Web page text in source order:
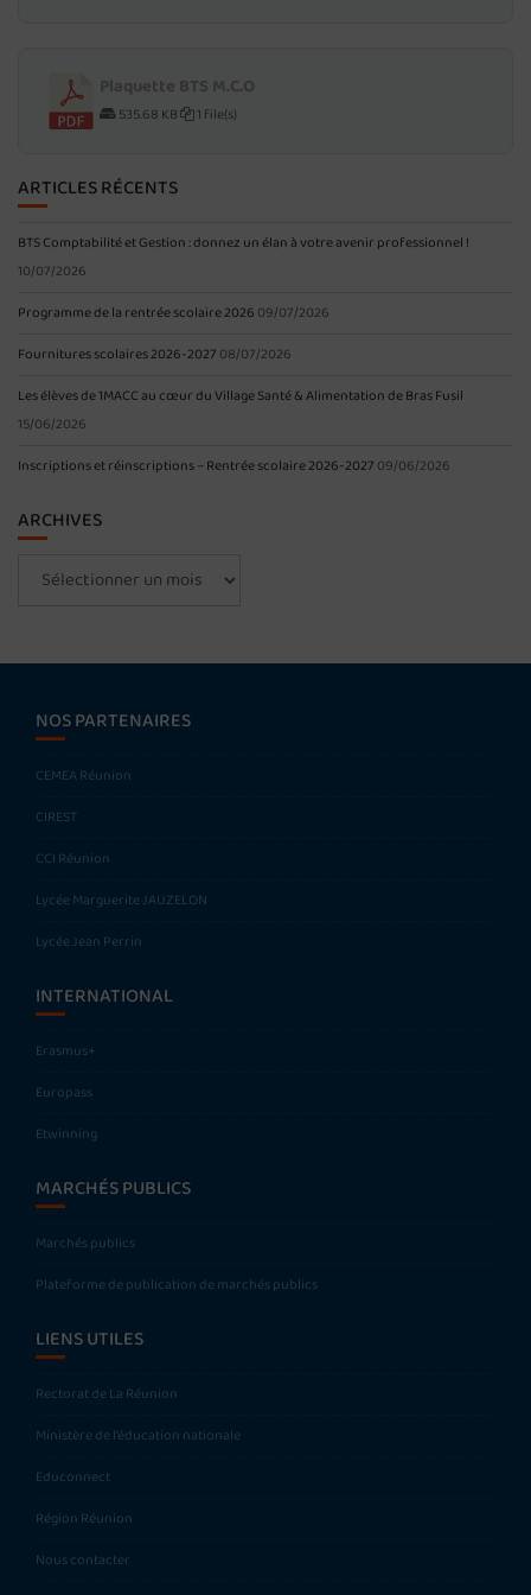
535.68 KB 1 file(s)
ARTICLES RÉCENTS
BTS Comptabilité et Gestion : donnez un élan à votre avenir professionnel !
10/07/2026
Programme de la rentrée scolaire 2026 09/07/2026
Fournitures scolaires 2026-2027 08/07/2026
Les élèves de 1MACC au cœur du Village Santé & Alimentation de Bras Fusil
15/06/2026
Inscriptions et réinscriptions – Rentrée scolaire 2026-2027 09/06/2026
ARCHIVES
NOS PARTENAIRES
CEMEA Réunion
CIREST
CCI Réunion
Lycée Marguerite JAUZELON
Lycée Jean Perrin
INTERNATIONAL
Erasmus+
Europass
Etwinning
MARCHÉS PUBLICS
Marchés publics
Plateforme de publication de marchés publics
LIENS UTILES
Rectorat de La Réunion
Ministère de l’éducation nationale
Educonnect
Région Réunion
Nous contacter